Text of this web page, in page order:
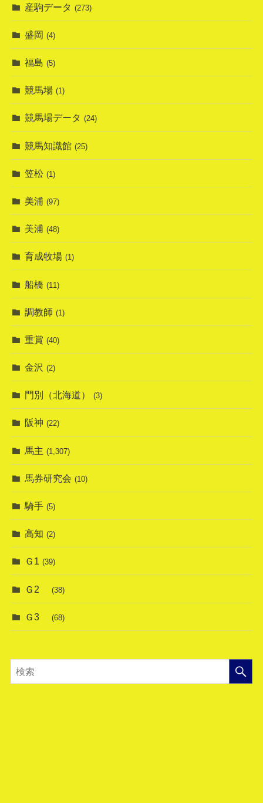
産駒データ (273)
盛岡 (4)
福島 (5)
競馬場 (1)
競馬場データ (24)
競馬知識館 (25)
笠松 (1)
美浦 (97)
美浦 (48)
育成牧場 (1)
船橋 (11)
調教師 (1)
重賞 (40)
金沢 (2)
門別（北海道） (3)
阪神 (22)
馬主 (1,307)
馬券研究会 (10)
騎手 (5)
高知 (2)
Ｇ1 (39)
Ｇ2 (38)
Ｇ3 (68)